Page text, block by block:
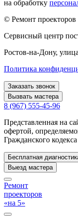
на обработку
© Ремонт
Сервисный центр
Ростов-на-Дону,
Политика
Заказать звонок
Вызвать мастера
8 (967) 555-45-96
Представленная на
офертой,
Гражданского
Бесплатная
Выезд мастера
Ремонт
проекторов
«на 5»